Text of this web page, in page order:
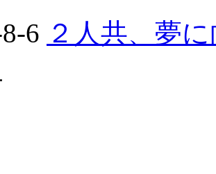
6 ２人共、夢